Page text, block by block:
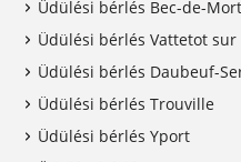
Üdülési bérlés Bec-de-
Üdülési bérlés Vattetot
Üdülési bérlés Daubeuf-
Üdülési bérlés Trouville
Üdülési bérlés Yport